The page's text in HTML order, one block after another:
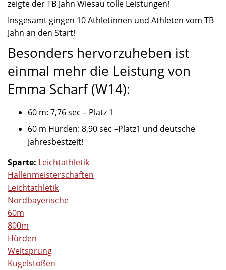
zeigte der TB Jahn Wiesau tolle Leistungen!
Insgesamt gingen 10 Athletinnen und Athleten vom TB
Jahn an den Start!
Besonders hervorzuheben ist
einmal mehr die Leistung von
Emma Scharf (W14):
60 m: 7,76 sec – Platz 1
60 m Hürden: 8,90 sec –Platz1 und deutsche
Jahresbestzeit!
Sparte: Leichtathletik
Hallenmeisterschaften
Leichtathletik
Nordbayerische
60m
800m
Hürden
Weitsprung
Kugelstoßen